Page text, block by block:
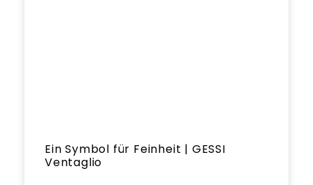
Ein Symbol für Feinheit | GESSI
Ventaglio